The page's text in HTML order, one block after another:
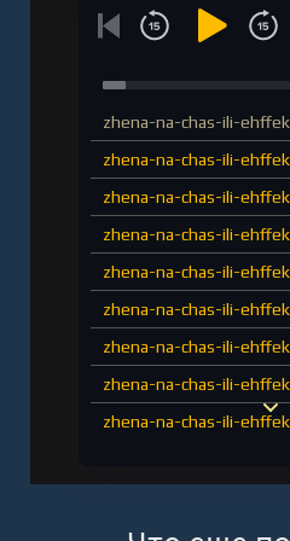
zhena-na-chas-ili-
zhena-na-chas-ili-
zhena-na-chas-ili-
zhena-na-chas-ili-
zhena-na-chas-ili-
zhena-na-chas-ili-
zhena-na-chas-ili-
zhena-na-chas-ili-
zhena-na-chas-ili-
zhena-na-chas-ili-